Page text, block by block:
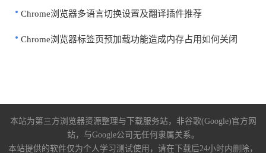
Chrome浏览器多语言切换设置及翻译插件推荐
Chrome浏览器标签页预加载功能造成内存占用如何关闭
本站为第三方浏览器资源整理与下载服务站，非谷歌(Google)官方网
站，与Google公司无任何隶属关系。
本站提供的软件仅为个人学习测试使用，请在下载后24小时内删除，